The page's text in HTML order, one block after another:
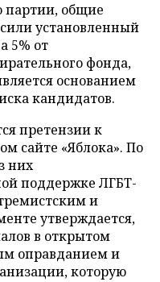
партии, общие
установленный
5% от
фонда,
основанием
кандидатов.
претензии к
сайте «Яблока». По
них
поддержке ЛГБТ-
и
утверждается,
в открытом
оправданием и
которую